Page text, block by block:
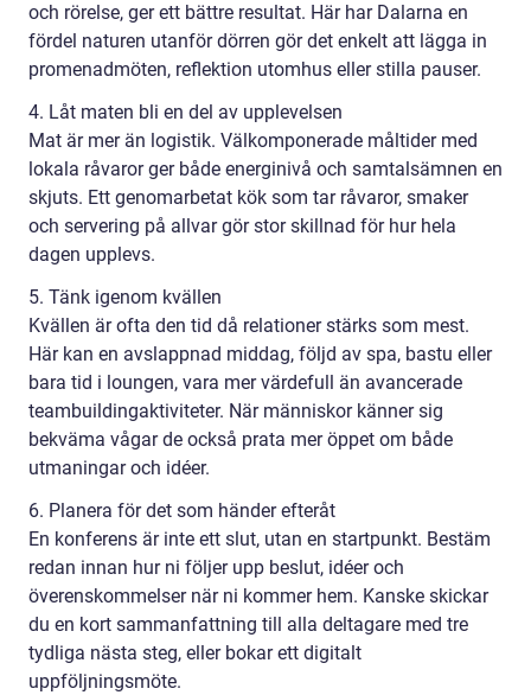
och rörelse, ger ett bättre resultat. Här har Dalarna en
fördel naturen utanför dörren gör det enkelt att lägga in
promenadmöten, reflektion utomhus eller stilla pauser.
4. Låt maten bli en del av upplevelsen
Mat är mer än logistik. Välkomponerade måltider med
lokala råvaror ger både energinivå och samtalsämnen en
skjuts. Ett genomarbetat kök som tar råvaror, smaker
och servering på allvar gör stor skillnad för hur hela
dagen upplevs.
5. Tänk igenom kvällen
Kvällen är ofta den tid då relationer stärks som mest.
Här kan en avslappnad middag, följd av spa, bastu eller
bara tid i loungen, vara mer värdefull än avancerade
teambuildingaktiviteter. När människor känner sig
bekväma vågar de också prata mer öppet om både
utmaningar och idéer.
6. Planera för det som händer efteråt
En konferens är inte ett slut, utan en startpunkt. Bestäm
redan innan hur ni följer upp beslut, idéer och
överenskommelser när ni kommer hem. Kanske skickar
du en kort sammanfattning till alla deltagare med tre
tydliga nästa steg, eller bokar ett digitalt
uppföljningsmöte.